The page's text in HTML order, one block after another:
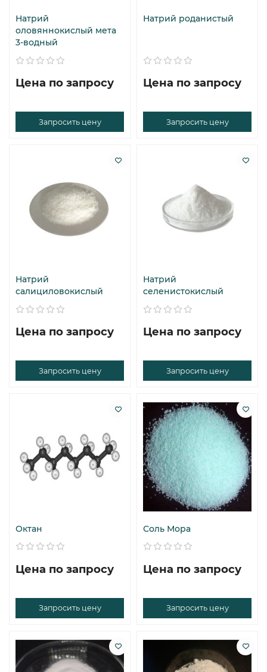
Натрий
оловяннокислый мета
3-водный
Цена по запросу
Запросить цену
Натрий роданистый
Цена по запросу
Запросить цену
Натрий
салициловокислый
Цена по запросу
Запросить цену
Натрий
селенистокислый
Цена по запросу
Запросить цену
Октан
Цена по запросу
Запросить цену
Соль Мора
Цена по запросу
Запросить цену